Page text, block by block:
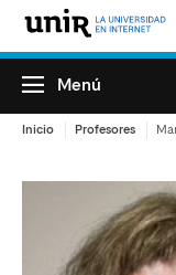
Menú
Inicio Profesores